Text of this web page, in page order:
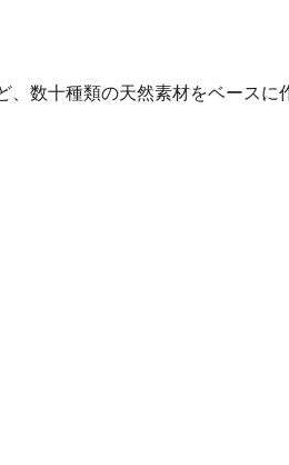
、数十種類の天然素材をベースに